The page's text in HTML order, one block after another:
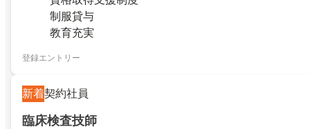
制服貸与
教育充実
登録エントリー
新着契約社員
臨床検査技師